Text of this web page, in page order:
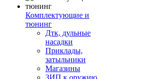
Комплектующие и
тюнинг
Дтк, дульные
насадки
Приклады,
затыльники
Магазины
ЗИП к оружию